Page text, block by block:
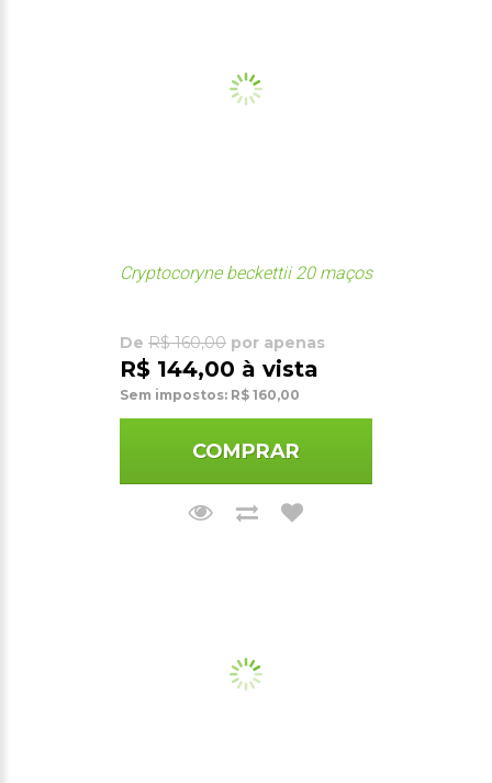
Cryptocoryne beckettii 20 maços
De R$ 160,00 por apenas
R$ 144,00 à vista
Sem impostos: R$ 160,00
COMPRAR